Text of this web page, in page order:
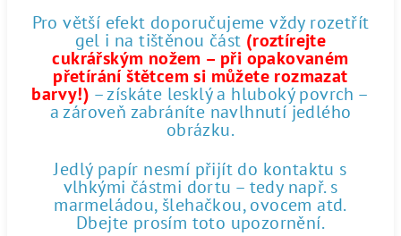
Pro větší efekt doporučujeme vždy rozetřít
gel i na tištěnou část (roztírejte
cukrářským nožem – při opakovaném
přetírání štětcem si můžete rozmazat
barvy!) – získáte lesklý a hluboký povrch –
a zároveň zabráníte navlhnutí jedlého
obrázku.
Jedlý papír nesmí přijít do kontaktu s
vlhkými částmi dortu – tedy např. s
marmeládou, šlehačkou, ovocem atd.
Dbejte prosím toto upozornění.